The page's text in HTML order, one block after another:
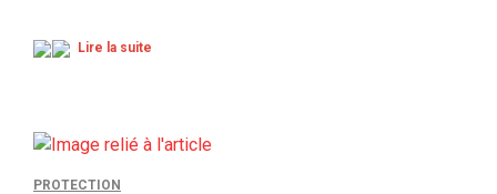
Lire la suite
PROTECTION